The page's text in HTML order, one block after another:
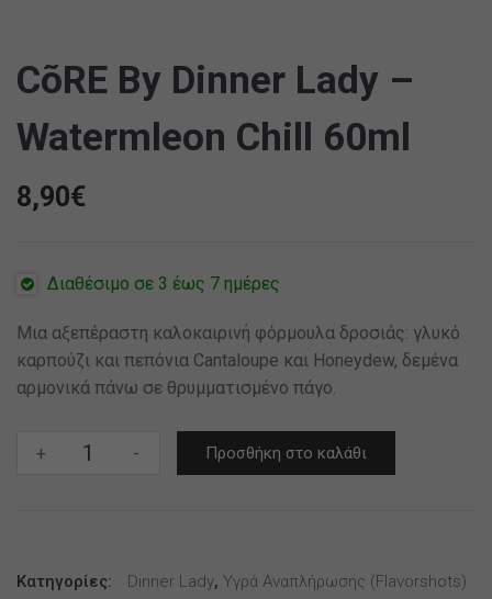
CõRE By Dinner Lady –
Watermleon Chill 60ml
8,90€
Διαθέσιμο σε 3 έως 7 ημέρες
Μια αξεπέραστη καλοκαιρινή φόρμουλα δροσιάς: γλυκό
καρπούζι και πεπόνια Cantaloupe και Honeydew, δεμένα
αρμονικά πάνω σε θρυμματισμένο πάγο.
+
CõRE
Watermleon
- Προσθήκη στο καλάθι
Κατηγορίες: Dinner Lady, Υγρά Αναπλήρωσης (flavorshots)